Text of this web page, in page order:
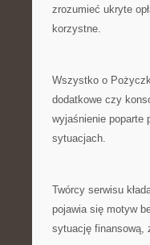
zrozumieć ukryte
korzystne.
Wszystko o
dodatkowe czy
wyjaśnienie poparte
sytuacjach.
Twórcy serwisu
pojawia się motyw
sytuację finansową,